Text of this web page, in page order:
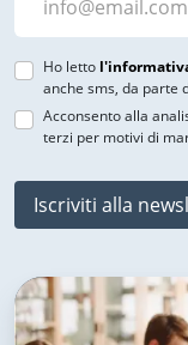
Ho letto
anche sms, da parte
Acconsento alla
terzi per motivi di
Iscriviti alla